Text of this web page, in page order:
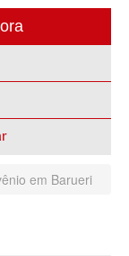
em Barueri